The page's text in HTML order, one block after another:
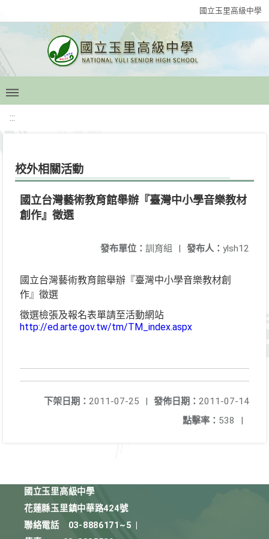
國立玉里高級中學
:::
校外相關活動
國立台灣藝術教育館舉辦『臺灣中小學音樂教材
創作』徵選
發布人： ylsh12
發布單位： 訓育組 |
國立台灣藝術教育館舉辦『臺灣中小學音樂教材創
作』徵選
徵選檢張及報名表單請至活動網站
http://ed.arte.gov.tw/tm/TM_index.aspx
發佈日期： 2011-07-14
下架日期： 2011-07-25
|
點擊率： 538 |
國立玉里高級中學
花蓮縣玉里鎮中華路424號
聯絡電話
03-8886171~5